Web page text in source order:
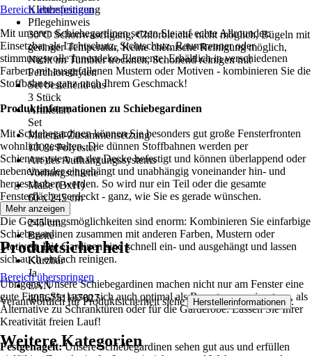
Klettbefestigung
Pflegehinweis
30°C Schonwaschgang, Chlorbleiche nicht möglich, Bügeln mit
geringer Temperatur, Keine chemische Reinigung möglich,
Nicht im Tumbler trocknen, Schonend reinigen mit
Perchlorethylen
Set bestehend aus
3 Stück
Artikelart
Set
Material-Zusammensetzung
100% Polyester
Art des Aufhängungssystems
Vorhangschiene
Maße (BxH)
60 x 245 cm
Höhe
245 cm
Breite
60 cm
Kürzbar
Ja
EAN
4056751137027
Bereich überspringen
Mit unseren Schiebegardinen setzen Sie auf echte Allrounder:
Einsetzbar als Lichtschutz, Sichtschutz, Raumtrenner oder
stimmungsvolle Innendeko-Elemente. Erhältlich in verschiedenen
Farben, mit ausgefallenen Mustern oder Motiven - kombinieren Sie die
Stoffbahnen ganz nach Ihrem Geschmack!
Produktinformationen zu Schiebegardinen
Mit Schiebegardinen können Sie besonders gut große Fensterfronten
wohnlich gestalten. Die dünnen Stoffbahnen werden per
Schienensystem an der Decke befestigt und können überlappend oder
nebeneinander eingehängt und unabhängig voneinander hin- und
hergeschoben werden. So wird nur ein Teil oder die gesamte
Fensterfläche verdeckt - ganz, wie Sie es gerade wünschen.
Die Gestaltungsmöglichkeiten sind enorm: Kombinieren Sie einfarbige
Schiebegardinen zusammen mit anderen Farben, Mustern oder
Motiven. Die Gardinen sind schnell ein- und ausgehängt und lassen
sich auch einfach reinigen.
Übrigens: Unsere Schiebegardinen machen nicht nur am Fenster eine
gute Figur. Sie lassen sich auch optimal als Raumtrenner einsetzen, als
Alternative zu Schranktüren oder für die Garderobe. Lassen Sie Ihrer
Kreativität freien Lauf!
Festgenagelt:Unsere Schiebegardinen sehen gut aus und erfüllen
Mehr anzeigen
Produktsicherheit
Bereich überspringen
Verantwortlich für Produktsicherheit siehe Herstellerinformationen .
Weitere Kategorien